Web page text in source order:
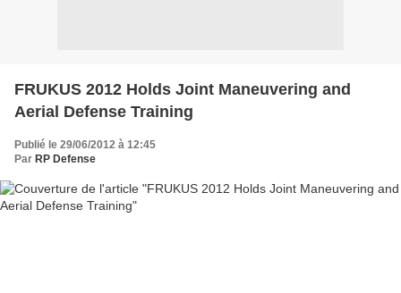
FRUKUS 2012 Holds Joint Maneuvering and
Aerial Defense Training
Publié le 29/06/2012 à 12:45
Par RP Defense